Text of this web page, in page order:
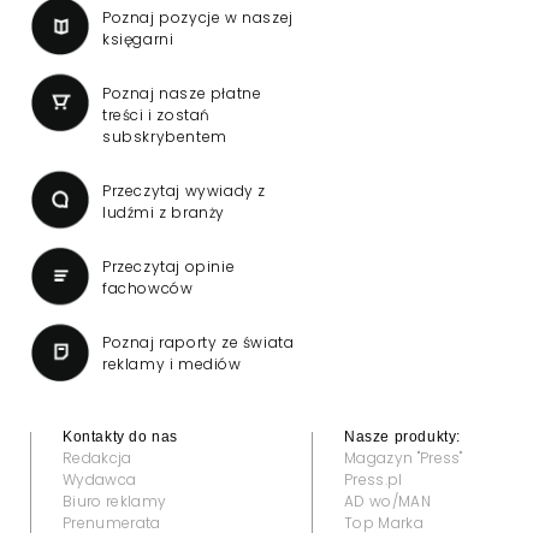
Poznaj pozycje w naszej
księgarni
Poznaj nasze płatne
treści i zostań
subskrybentem
Przeczytaj wywiady z
ludźmi z branży
Przeczytaj opinie
fachowców
Poznaj raporty ze świata
reklamy i mediów
Kontakty do nas
Redakcja
Wydawca
Biuro reklamy
Prenumerata
Nasze produkty:
Magazyn "Press"
Press.pl
AD wo/MAN
Top Marka